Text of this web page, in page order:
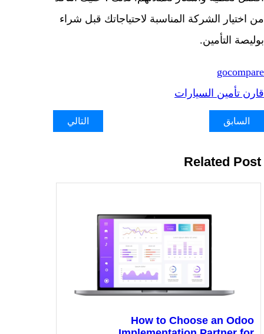
الشركة المناسبة لاحتياجاتك قبل شراء
التأمين.
تأمين السيارات
التالي
Related
How to Choose an